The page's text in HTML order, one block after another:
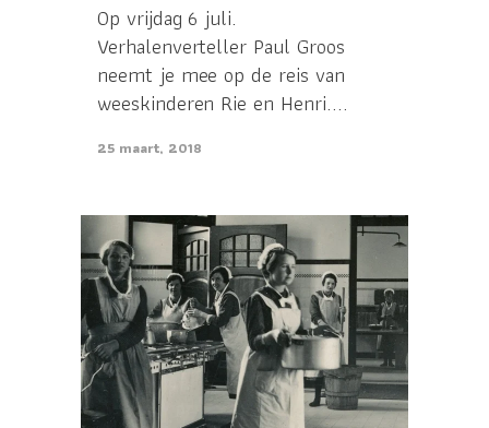
Op vrijdag 6 juli.
Verhalenverteller Paul Groos
neemt je mee op de reis van
weeskinderen Rie en Henri....
25 maart, 2018